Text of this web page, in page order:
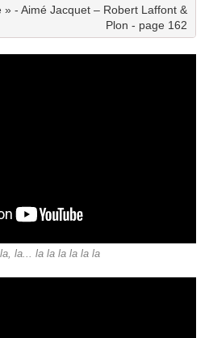
- Aimé Jacquet – Robert Laffont &
Plon - page 162
la... la la la la la la